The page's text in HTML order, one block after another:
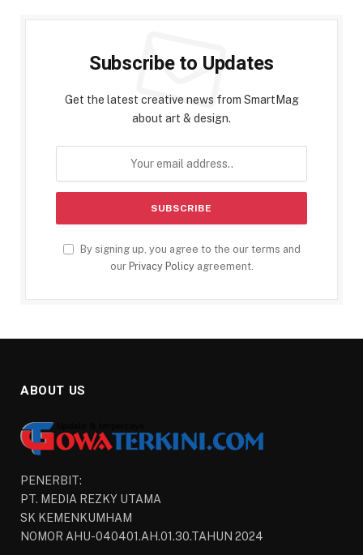
Subscribe to Updates
Get the latest creative news from SmartMag
about art & design.
By signing up, you agree to the our terms and
our Privacy Policyagreement.
ABOUT US
PENERBIT:
PT. MEDIA REZKY UTAMA
SK KEMENKUMHAM
NOMOR AHU-040401.AH.01.30.TAHUN 2024